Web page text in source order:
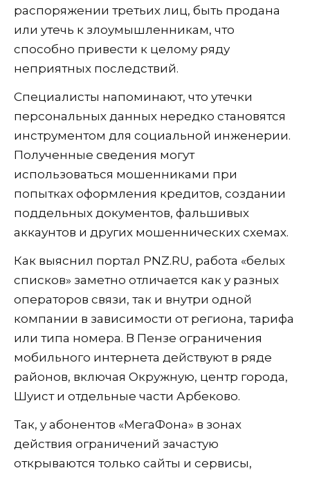
распоряжении третьих лиц, быть продана
или утечь к злоумышленникам, что
способно привести к целому ряду
неприятных последствий.
Специалисты напоминают, что утечки
персональных данных нередко становятся
инструментом для социальной инженерии.
Полученные сведения могут
использоваться мошенниками при
попытках оформления кредитов, создании
поддельных документов, фальшивых
аккаунтов и других мошеннических схемах.
Как выяснил портал PNZ.RU, работа «белых
списков» заметно отличается как у разных
операторов связи, так и внутри одной
компании в зависимости от региона, тарифа
или типа номера. В Пензе ограничения
мобильного интернета действуют в ряде
районов, включая Окружную, центр города,
Шуист и отдельные части Арбеково.
Так, у абонентов «МегаФона» в зонах
действия ограничений зачастую
открываются только сайты и сервисы,